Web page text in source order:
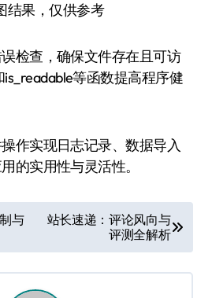
结果，仅供参考
检查，确保文件存在且可访
等函数提高程序健
作实现日志记录、数据导入
的实用性与灵活性。
与
站长速递：评论风向与
评测全解析